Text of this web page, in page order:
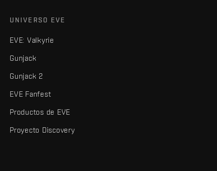
UNIVERSO EVE
EVE: Valkyrie
Gunjack
Gunjack 2
EVE Fanfest
Productos de EVE
Proyecto Discovery